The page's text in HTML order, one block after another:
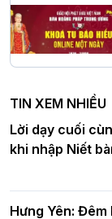
Hà Nội: Tăng
nghiêm tác
DL.2026
chúc mừng
TIN XEM NHIỀU
Lời dạy cuối
khi nhập Niết
Hưng Yên: